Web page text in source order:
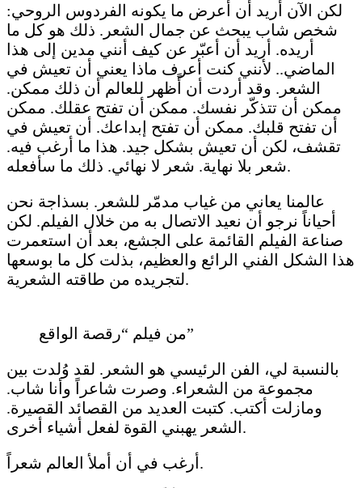
لكن الآن أريد أن أعرض ما يكونه الفردوس الروحي:
شخص شاب يبحث عن جمال الشعر. ذلك هو كل ما
أريده. أريد أن أعبّر عن كيف أنني مدين إلى هذا
الماضي.. لأنني كنت أعرف ماذا يعني أن تعيش في
الشعر. وقد أردت أن أًظهر للعالم أن ذلك ممكن.
ممكن أن تتذكّر نفسك. ممكن أن تفتح عقلك. ممكن
أن تفتح قلبك. ممكن أن تفتح إبداعك. أن تعيش في
تقشف، لكن أن تعيش بشكل جيد. هذا ما أرغب فيه.
شعر بلا نهاية. شعر لا نهائي. ذلك ما سأفعله.
عالمنا يعاني من غياب مدمّر للشعر. بسذاجة نحن
أحياناً نرجو أن نعيد الاتصال به من خلال الفيلم. لكن
صناعة الفيلم القائمة على الجشع، بعد أن استعمرت
هذا الشكل الفني الرائع والعظيم، بذلت كل ما بوسعها
لتجريده من طاقته الشعرية.
من فيلم “رقصة الواقع”
بالنسبة لي، الفن الرئيسي هو الشعر. لقد وُلدت بين
مجموعة من الشعراء. وصرت شاعراً وأنا شاب.
ومازلت أكتب. كتبت العديد من القصائد القصيرة.
الشعر يهبني القوة لفعل أشياء أخرى.
أرغب في أن أملأ العالم شعراً.